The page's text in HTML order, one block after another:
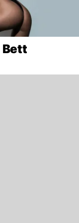
Bett